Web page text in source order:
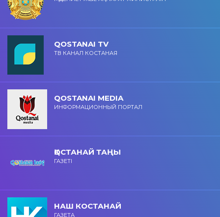
QOSTANAI TV
ТВ КАНАЛ КОСТАНАЯ
QOSTANAI MEDIA
ИНФОРМАЦИОННЫЙ ПОРТАЛ
ҚОСТАНАЙ ТАҢЫ
ГАЗЕТІ
НАШ КОСТАНАЙ
ГАЗЕТА